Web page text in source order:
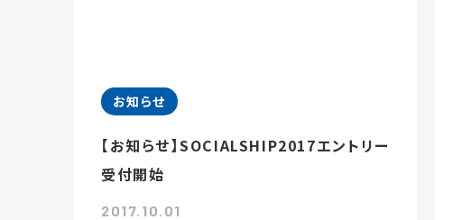
お知らせ
【お知らせ】SOCIALSHIP2017エントリー
受付開始
2017.10.01